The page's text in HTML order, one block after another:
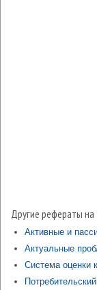
Другие рефераты на
Активные и
Актуальные
Система оценки